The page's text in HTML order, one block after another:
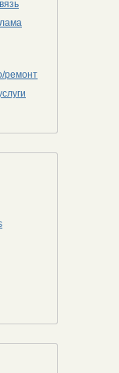
ремонт